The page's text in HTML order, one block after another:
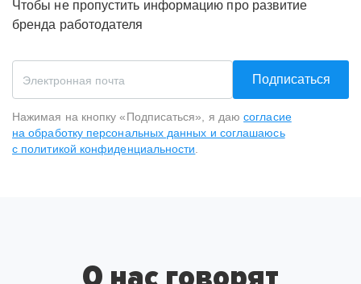
Чтобы не пропустить информацию про развитие
бренда работодателя
Подписаться
Нажимая на кнопку «Подписаться», я даюсогласие
на обработку персональных данных и соглашаюсь
с политикой конфиденциальности
на рассылку